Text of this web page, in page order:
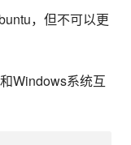
，但不可以更
Windows系统互